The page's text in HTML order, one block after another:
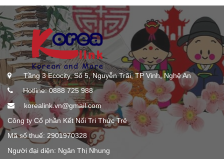
Tầng 3 Ecocity, Số 5, Nguyễn Trãi, TP Vinh, Nghệ An
Hotline: 0888 725 988
korealink.vn@gmail.com
Công ty Cổ phần Kết Nối Tri Thức Trẻ
Mã số thuế: 2901970328
Người đại diện: Ngân Thị Nhung